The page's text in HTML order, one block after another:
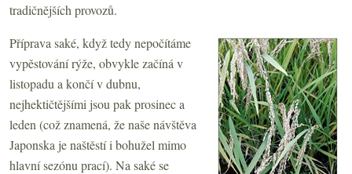
tradičnějších provozů.
Příprava saké, když tedy nepočítáme
vypěstování rýže, obvykle začíná v
listopadu a končí v dubnu,
nejhektičtějšími jsou pak prosinec a
leden (což znamená, že naše návštěva
Japonska je naštěstí i bohužel mimo
hlavní sezónu prací). Na saké se